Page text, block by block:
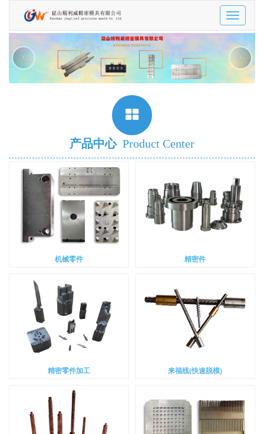
Toggle
‹ ›
产品中心 Product Center
机械零件 精密件
精密零件加工 来福线(快速脱模)